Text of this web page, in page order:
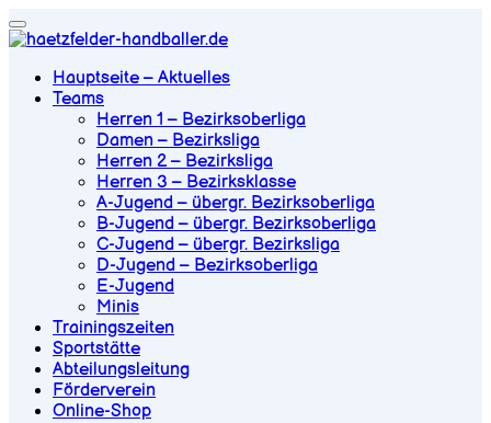
Hauptseite – Aktuelles
Teams
Herren 1 – Bezirksoberliga
Damen – Bezirksliga
Herren 2 – Bezirksliga
Herren 3 – Bezirksklasse
A-Jugend – übergr. Bezirksoberliga
B-Jugend – übergr. Bezirksoberliga
C-Jugend – übergr. Bezirksliga
D-Jugend – Bezirksoberliga
E-Jugend
Minis
Trainingszeiten
Sportstätte
Abteilungsleitung
Förderverein
Online-Shop